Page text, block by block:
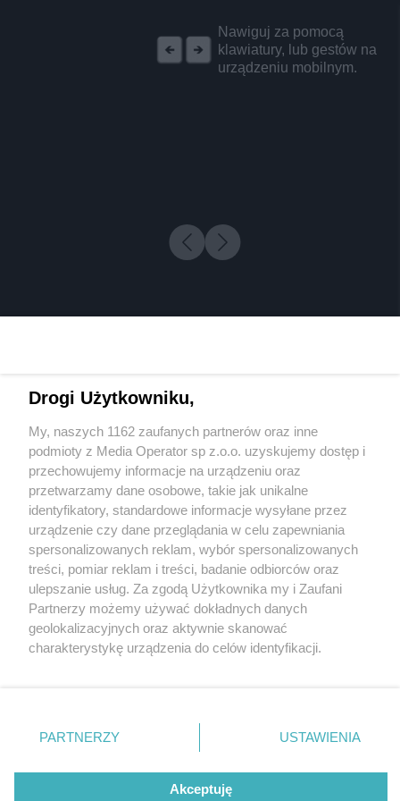
Nawiguj za pomocą
klawiatury, lub gestów na
urządzeniu mobilnym.
1 / 0
Wydawca mediów lokalnych
Nie zapomnij
zapoznać się z:
polityką prywatności regulamin korzystania z portali
Twojemiasto
Piekary Śląskie
Chorzów
Tarnowskie Góry
Gliwice
Skontakuj sięz nami
Kontakt
Wydawca
Redakcja
Drogi Użytkowniku,
My, naszych 1162 zaufanych partnerów oraz inne
podmioty z Media Operator sp z.o.o. uzyskujemy dostęp i
przechowujemy informacje na urządzeniu oraz
przetwarzamy dane osobowe, takie jak unikalne
identyfikatory, standardowe informacje wysyłane przez
urządzenie czy dane przeglądania w celu zapewniania
spersonalizowanych reklam, wybór spersonalizowanych
treści, pomiar reklam i treści, badanie odbiorców oraz
ulepszanie usług. Za zgodą Użytkownika my i Zaufani
Partnerzy możemy używać dokładnych danych
geolokalizacyjnych oraz aktywnie skanować
charakterystykę urządzenia do celów identyfikacji.
zmienić/wycofać klikając przycisk ustawień prywatności
znajdujący się w lewym dolnym rogu strony
rodzaje przetwarzania danych nie wymagają zgody
użytkownika, ale masz prawo sprzeciwić się takiemu
PARTNERZY USTAWIENIA
Akceptuję